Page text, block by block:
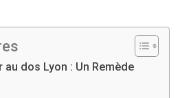
dos Lyon : Un Remède